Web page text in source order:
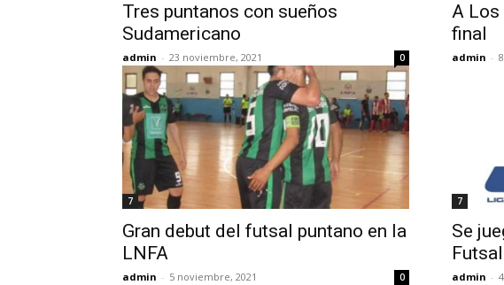
Tres puntanos con sueños
Sudamericano
admin - 23 noviembre, 2021 0
A Los
final
admin -
7
Gran debut del futsal puntano en la
LNFA
admin - 5 noviembre, 2021 0
7
Se
Futsal
admin -